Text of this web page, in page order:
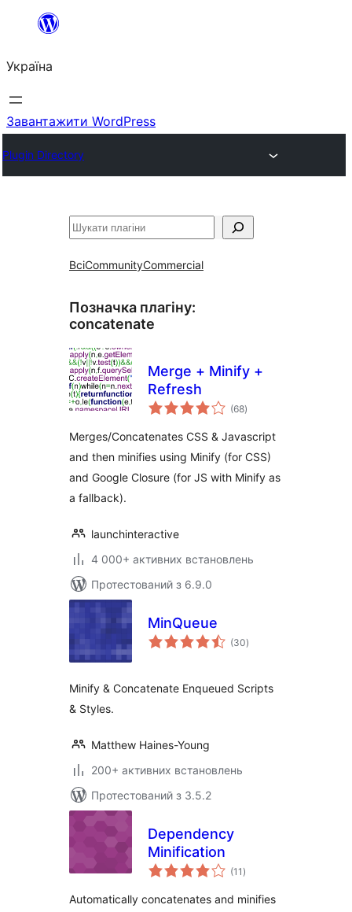
Перейти
вмісту
Україна
Завантажити WordPress
Plugin Directory
Пошук
ВсіCommunityCommercial
Позначка плагіну:
concatenate
Merge + Minify +
Refresh
(68загальний
рейтинг
)
Merges/Concatenates CSS & Javascript
and then minifies using Minify (for CSS)
and Google Closure (for JS with Minify as
a fallback).
launchinteractive
4 000+ активних встановлень
Протестований з 6.9.0
MinQueue
(30загальний
рейтинг
)
Minify & Concatenate Enqueued Scripts
& Styles.
Matthew Haines-Young
200+ активних встановлень
Протестований з 3.5.2
Dependency
Minification
(11 загальний
рейтинг
)
Automatically concatenates and minifies